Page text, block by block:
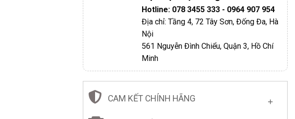
Hotline: 078 3455 333 - 0964 907 954
Địa chỉ: Tầng 4, 72 Tây Sơn, Đống Đa, Hà
Nội
561 Nguyễn Đình Chiểu, Quận 3, Hồ Chí
Minh
CAM KẾT CHÍNH HÃNG